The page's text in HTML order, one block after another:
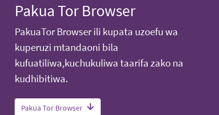
Pakua Tor Browser
PakuaTor Browser ili kupata uzoefu wa
kuperuzi mtandaoni bila
kufuatiliwa,kuchukuliwa taarifa zako na
kudhibitiwa.
Pakua Tor Browser